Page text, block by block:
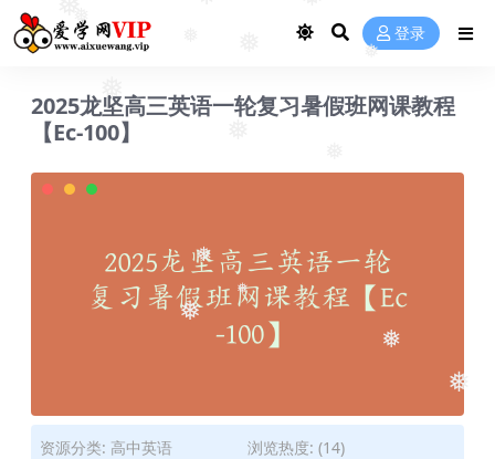
❅
❅
❅
❅
❅
❅
❅
❅ 登录
2025龙坚高三英语一轮复习暑假班网课教程
【Ec-100】
资源分类: 高中英语
浏览热度: (14)